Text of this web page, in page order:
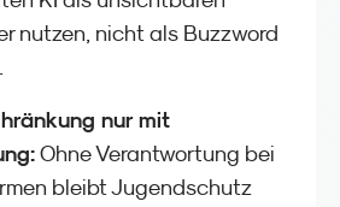
nutzen, nicht als Buzzword
nur mit
Ohne Verantwortung bei
bleibt Jugendschutz